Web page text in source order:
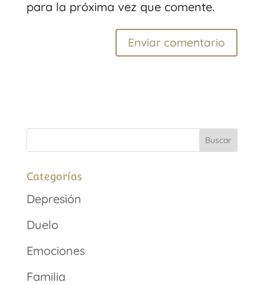
para la próxima vez que comente.
Categorías
Depresión
Duelo
Emociones
Familia